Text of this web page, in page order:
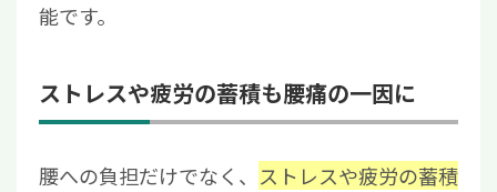
能です。
ストレスや疲労の蓄積も腰痛の一因に
腰への負担だけでなく、 ストレスや疲労の蓄積